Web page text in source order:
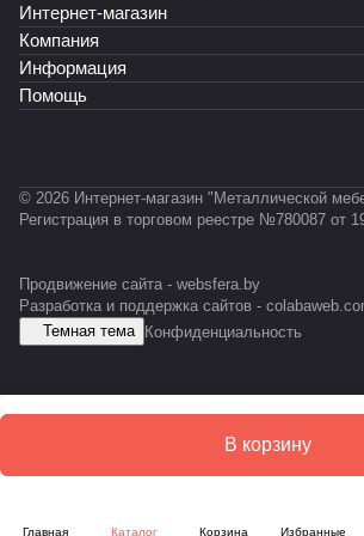
Т
Ф
У
К
Ф
T
0
3
1
С
С
0
1
2
0
1
0
В корзину
Главная Каталог Корзина Избранные
Интернет-магазин
Компания
Информация
Помощь
© 2026 Интернет-магазин "Металлической
Регистрация в торговом реестре №780087 от
Продвижение сайта - websfera.by
Разработка и поддержка сайтов -
Темная тема
Конфиденциальность